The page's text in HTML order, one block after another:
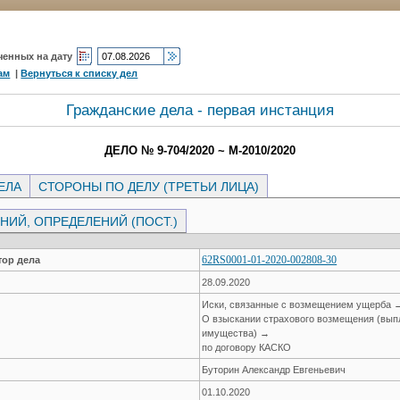
на дату
|Вернуться к списку дел
Гражданские дела - первая инстанция
ДЕЛО № 9-704/2020 ~ М-2010/2020
СТОРОНЫ ПО ДЕЛУ (ТРЕТЬИ ЛИЦА)
ОПРЕДЕЛЕНИЙ (ПОСТ.)
дела 62RS0001-01-2020-002808-30
28.09.2020
Иски, связанные с возмещением ущерба
О взыскании страхового возмещения
имущества) →
по договору КАСКО
Буторин Александр Евгеньевич
01.10.2020